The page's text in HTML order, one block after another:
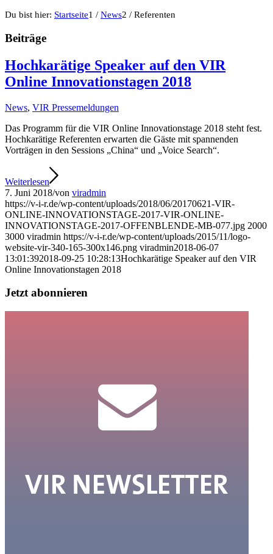
Du bist hier: Startseite1 / News2 / Referenten
Beiträge
Hochkarätige Speaker auf den VIR
Online Innovationstagen 2018
News, VIR Pressemeldungen
Das Programm für die VIR Online Innovationstage 2018 steht fest.
Hochkarätige Referenten erwarten die Gäste mit spannenden
Vorträgen in den Sessions „China“ und „Voice Search“.
Weiterlesen
7. Juni 2018/von viradmin
https://v-i-r.de/wp-content/uploads/2018/06/20170621-VIR-
ONLINE-INNOVATIONSTAGE-2017-VIR-ONLINE-
INNOVATIONSTAGE-2017-OFFENBLENDE-MB-077.jpg 2000
3000 viradmin https://v-i-r.de/wp-content/uploads/2015/11/logo-
website-vir-340-165-300x146.png viradmin2018-06-07
13:01:392018-09-25 10:28:13Hochkarätige Speaker auf den VIR
Online Innovationstagen 2018
Jetzt abonnieren